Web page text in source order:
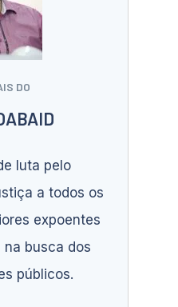
DO
luta pelo
a todos os
expoentes
na busca dos
públicos.